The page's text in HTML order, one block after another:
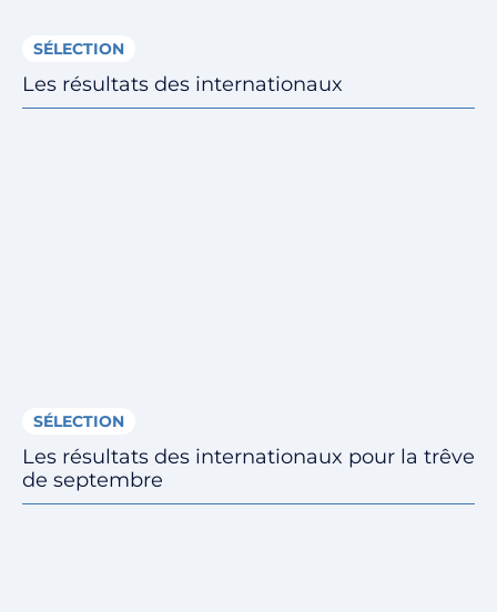
SÉLECTION
Les résultats des internationaux
SÉLECTION
Les résultats des internationaux pour la trêve
de septembre